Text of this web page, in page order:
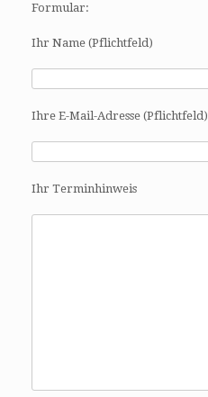
Formular:
Ihr Name (Pflichtfeld)
Ihre E-Mail-Adresse (Pflichtfeld)
Ihr Terminhinweis